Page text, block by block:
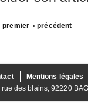
premier ‹ précédent
Mentions légales
des blains, 92220